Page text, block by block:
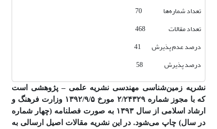
تعداد شماره‌ها 70
تعداد مقالات 468
درصد عدم پذیرش 41
درصد پذیرش 58
نشریه زمین‌شناسی مهندسی نشریه علمی – پژوهشی است
که با مجوز شماره ۲/۲۴۳۲۹ مورخ ۱۳۹۲/۹/۵ وزارت فرهنگ و
ارشاد اسلامی از سال ۱۳۹۳ به صورت فصلنامه (چهار شماره
در سال) چاپ می‌شود. در این نشریه مقالات اصیل ارسالی به